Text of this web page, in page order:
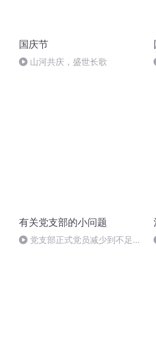
国庆节
山河共庆，盛世长歌
有关党支部的小问题
党支部正式党员减少到不足三